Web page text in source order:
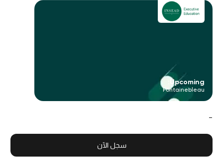
Upcoming:
Fontainebleau
-
سجل الآن